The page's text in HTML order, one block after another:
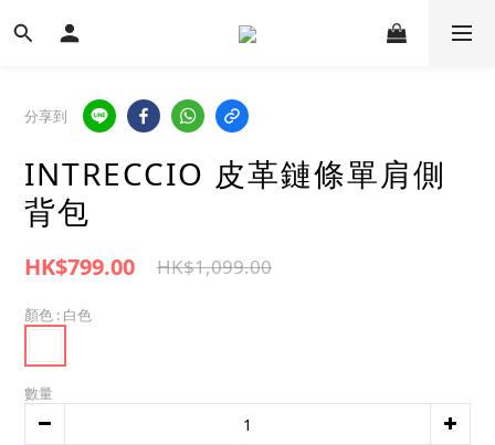
分享到
INTRECCIO 皮革鏈條單肩側
背包
HK$799.00 HK$1,099.00
顏色 : 白色
數量